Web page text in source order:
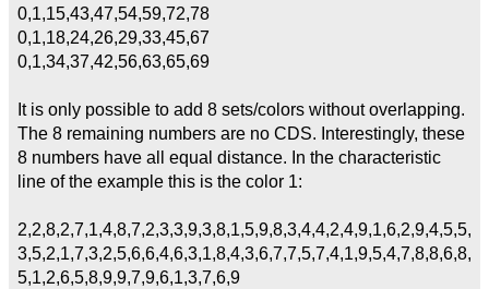
0,1,15,43,47,54,59,72,78
0,1,18,24,26,29,33,45,67
0,1,34,37,42,56,63,65,69
It is only possible to add 8 sets/colors without overlapping.
The 8 remaining numbers are no CDS. Interestingly, these
8 numbers have all equal distance. In the characteristic
line of the example this is the color 1:
2,2,8,2,7,1,4,8,7,2,3,3,9,3,8,1,5,9,8,3,4,4,2,4,9,1,6,2,9,4,5,5,
3,5,2,1,7,3,2,5,6,6,4,6,3,1,8,4,3,6,7,7,5,7,4,1,9,5,4,7,8,8,6,8,
5,1,2,6,5,8,9,9,7,9,6,1,3,7,6,9